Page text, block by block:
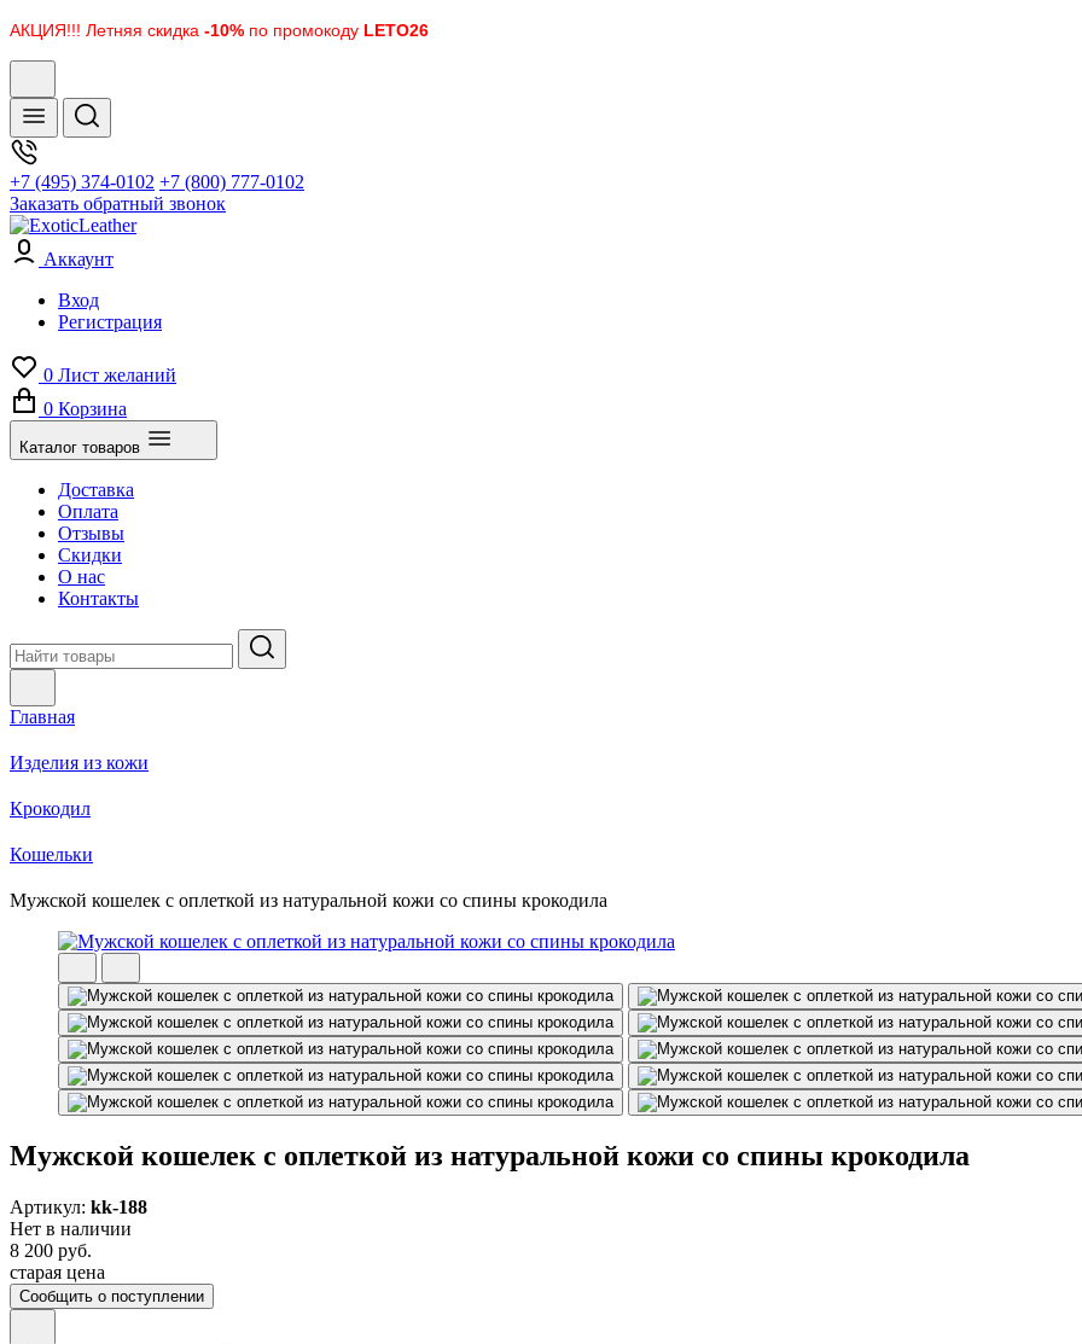
АКЦИЯ!!! Летняя скидка -10% по промокоду LETO26
+7 (495) 374-0102 +7 (800) 777-0102
Заказать обратный звонок
Аккаунт
Вход
Регистрация
0 Лист желаний
0 Корзина
Каталог товаров
Доставка
Оплата
Отзывы
Скидки
О нас
Контакты
Главная
Изделия из кожи
Крокодил
Кошельки
Мужской кошелек с оплеткой из натуральной кожи со спины крокодила
Мужской кошелек с оплеткой из натуральной кожи со спины крокодила
Артикул: kk-188
Нет в наличии
8 200 руб.
старая цена
Сообщить о поступлении